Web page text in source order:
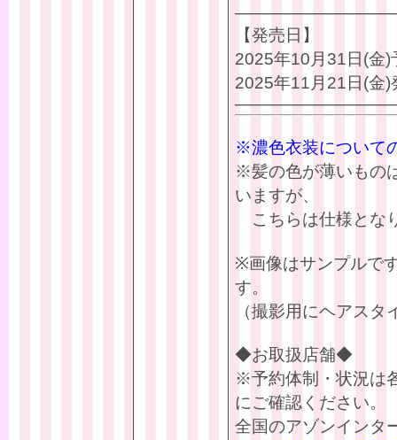
【発売日】
2025年10月31日(金)
2025年11月21日(金)
※濃色衣装について
※髪の色が薄いもの
いますが、
こちらは仕様とな
※画像はサンプルで
す。
（撮影用にヘアス
◆お取扱店舗◆
※予約体制・状況は
にご確認ください。
全国のアゾンインタ